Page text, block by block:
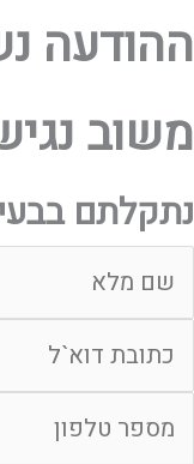
ההודעה
משוב
נתקלתם
שדה ריק
שדה ריק
שדה ריק